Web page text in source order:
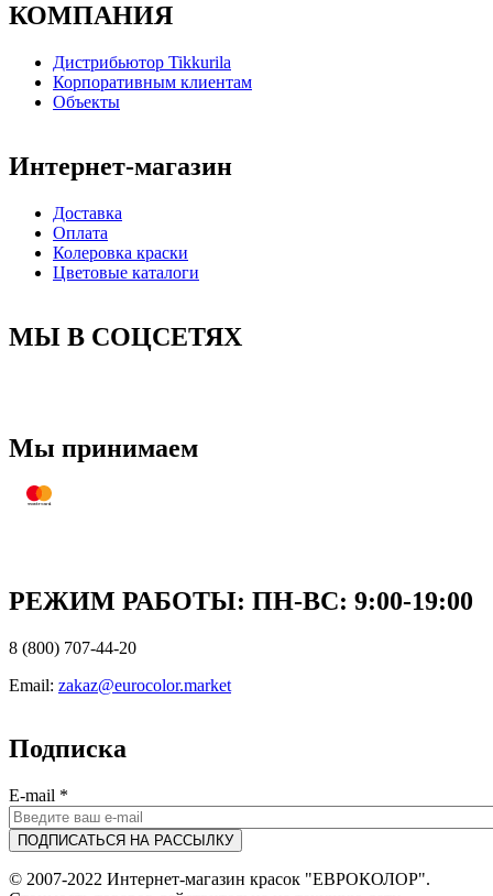
КОМПАНИЯ
Дистрибьютор Tikkurila
Корпоративным клиентам
Объекты
Интернет-магазин
Доставка
Оплата
Колеровка краски
Цветовые каталоги
МЫ В СОЦСЕТЯХ
Мы принимаем
РЕЖИМ РАБОТЫ: ПН-ВC: 9:00-19:00
8 (800) 707-44-20
Email: zakaz@eurocolor.market
Подписка
E-mail *
© 2007-2022 Интернет-магазин красок "ЕВРОКОЛОР".